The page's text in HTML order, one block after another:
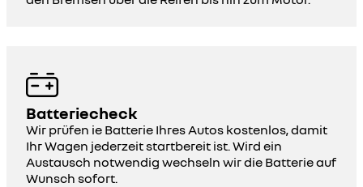
Batteriecheck
Wir prüfen ie Batterie Ihres Autos kostenlos, damit
Ihr Wagen jederzeit startbereit ist. Wird ein
Austausch notwendig wechseln wir die Batterie auf
Wunsch sofort.